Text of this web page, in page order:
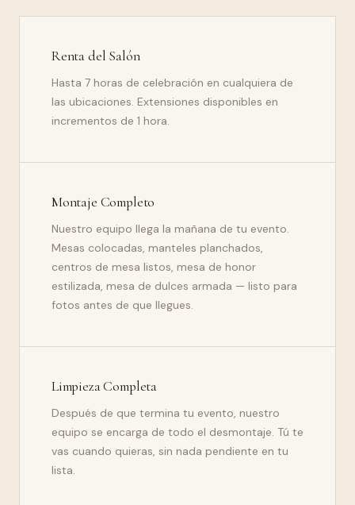
Renta del Salón
Hasta 7 horas de celebración en cualquiera de
las ubicaciones. Extensiones disponibles en
incrementos de 1 hora.
Montaje Completo
Nuestro equipo llega la mañana de tu evento.
Mesas colocadas, manteles planchados,
centros de mesa listos, mesa de honor
estilizada, mesa de dulces armada — listo para
fotos antes de que llegues.
Limpieza Completa
Después de que termina tu evento, nuestro
equipo se encarga de todo el desmontaje. Tú te
vas cuando quieras, sin nada pendiente en tu
lista.